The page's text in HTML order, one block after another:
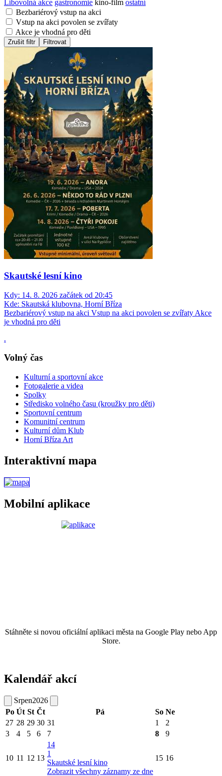
Libovolná akce gastronomie kino-film ostatní
Bezbariérový vstup na akci
Vstup na akci povolen se zvířaty
Akce je vhodná pro děti
Zrušit filtr Filtrovat
Skautské lesní kino
Kdy: 14. 8. 2026 začátek od 20:45
Kde: Skautská klubovna, Horní Bříza
Bezbariérový vstup na akci Vstup na akci povolen se zvířaty Akce
je vhodná pro děti
.
Volný čas
Kulturní a sportovní akce
Fotogalerie a videa
Spolky
Středisko volného času (kroužky pro děti)
Sportovní centrum
Komunitní centrum
Kulturní dům Klub
Horní Bříza Art
Interaktivní mapa
Mobilní aplikace
Stáhněte si novou oficiální aplikaci města na Google Play nebo App
Store.
Kalendář akcí
Srpen2026
Po Út St Čt Pá So Ne
27 28 29 30 31 1
2
3
4 5 6 7 8 9
10 11 12 13
14
1
Skautské lesní kino
Zobrazit všechny záznamy ze dne
15 16